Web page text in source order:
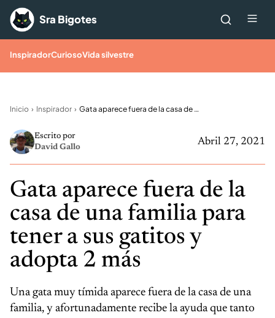
Saltar al contenido
Sra Bigotes
InspiradorCuriosoVida silvestre
Inicio Inspirador Gata aparece fuera de la casa de una familia para tener a sus gatitos y adopta 2 más
Abril 27, 2021
Escrito por
David Gallo
Gata aparece fuera de la
casa de una familia para
tener a sus gatitos y
adopta 2 más
Una gata muy tímida aparece fuera de la casa de una
familia, y afortunadamente recibe la ayuda que tanto